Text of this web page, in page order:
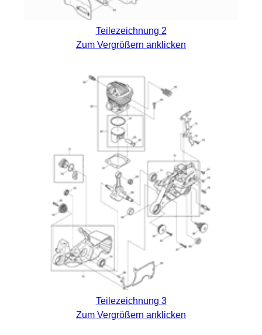
Teilezeichnung 2
Zum Vergrößern anklicken
Teilezeichnung 3
Zum Vergrößern anklicken